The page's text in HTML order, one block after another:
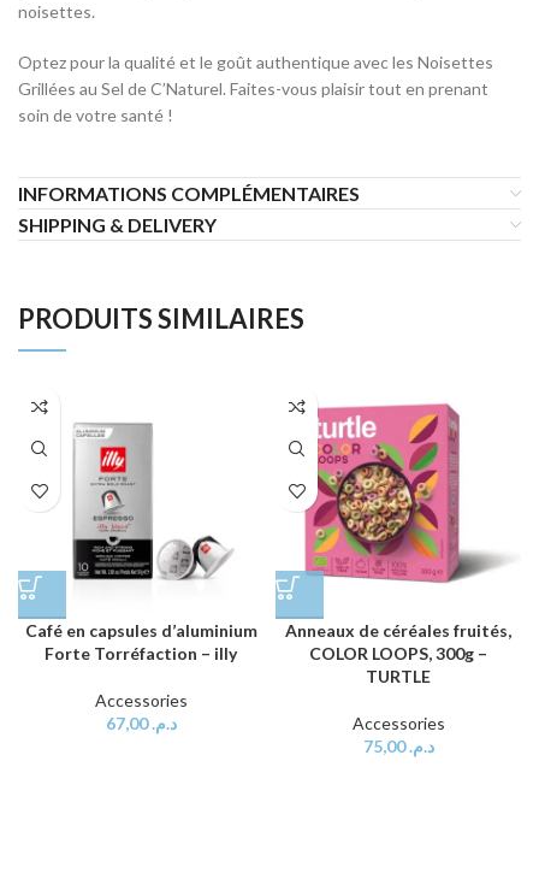
noisettes.
Optez pour la qualité et le goût authentique avec les Noisettes
Grillées au Sel de C’Naturel. Faites-vous plaisir tout en prenant
soin de votre santé !
INFORMATIONS COMPLÉMENTAIRES
SHIPPING & DELIVERY
PRODUITS SIMILAIRES
Café en capsules d’aluminium
Forte Torréfaction – illy
Accessories
د.م.67,00
Anneaux de céréales fruités,
COLOR LOOPS, 300g –
TURTLE
Accessories
د.م.75,00